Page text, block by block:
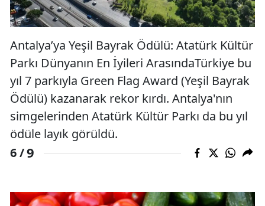
Antalya’ya Yeşil Bayrak Ödülü: Atatürk Kültür
Parkı Dünyanın En İyileri ArasındaTürkiye bu
yıl 7 parkıyla Green Flag Award (Yeşil Bayrak
Ödülü) kazanarak rekor kırdı. Antalya'nın
simgelerinden Atatürk Kültür Parkı da bu yıl
ödüle layık görüldü.
6 /9